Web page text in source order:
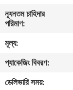
কারখানা
মান
নিয়ন্ত্রণ
ন্যূনতম চাহিদার
পরিমাণ:
মূল্য:
প্যাকেজিং বিবরণ:
ডেলিভারি সময়: